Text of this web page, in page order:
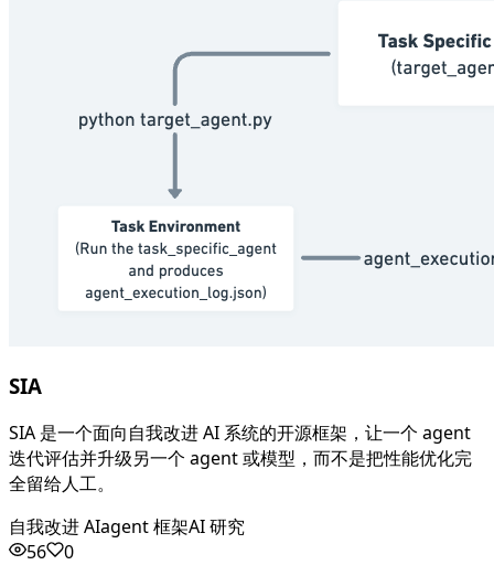
SIA
SIA 是一个面向自我改进 AI 系统的开源框架，让一个 agent
迭代评估并升级另一个 agent 或模型，而不是把性能优化完
全留给人工。
自我改进 AIagent 框架AI 研究
56
0